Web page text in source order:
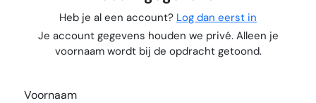
Heb je al een account? Log dan eerst in
Je account gegevens houden we privé. Alleen je
voornaam wordt bij de opdracht getoond.
Voornaam